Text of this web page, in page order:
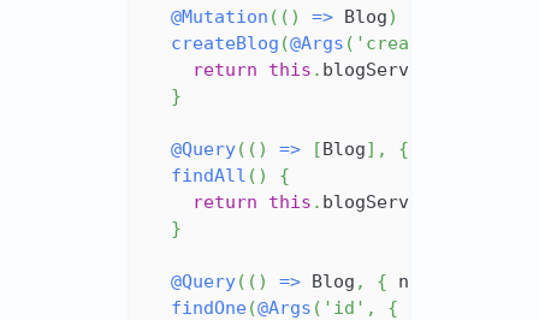
@Mutation ( ( ) => Blog)
createBlog (@Args ( 'createBlogInput'
return
this . blogService
}
@Query( ( ) => [Blog] , {
findAll ( )
{
return
this . blogService
}
@Query( ( ) => Blog , { name
findOne(@Args ( 'id' , {